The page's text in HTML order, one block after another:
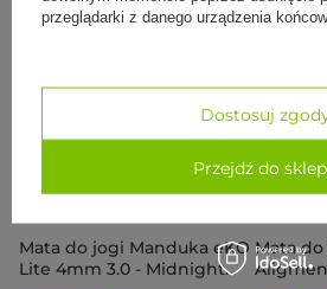
Mata do jogi Manduka eKO
Lite 4mm 3.0 - Midnight
Mata
przeglądarki z danego urządzenia
Dostosuj
Przejdź do